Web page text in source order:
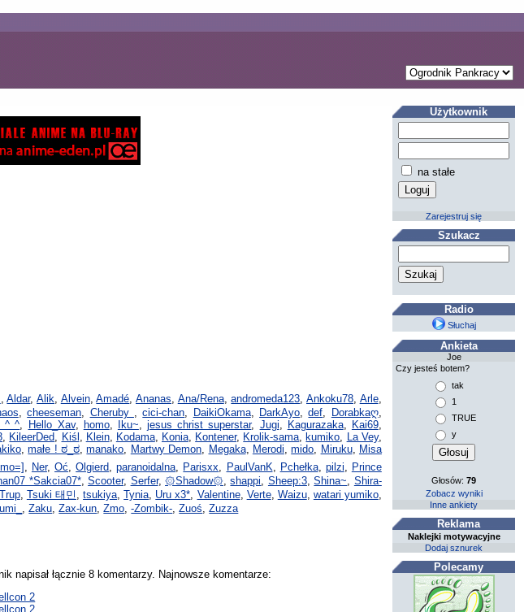
,Aldar,Alik, Alvein,Amadé,Ananas, Ana/Rena,andromeda123,Ankoku78, Arle,
,cheeseman, Cheruby ,cici-chan, DaikiOkama, DarkAyo,def, Dorabkaღ,
^ ^, Hello_Xav, homo, Iku~,jesus christ superstar, Jugi, Kagurazaka, Kai69,
, KileerDed, Kiśl , Klein, Kodama, Konia, Kontener, Krolik-sama, kumiko, La Vey,
,małe ! ಠ_ಠ,manako, Martwy Demon, Megaka, Merodi,mido, Miruku, Misa
, Ner,Oć,Olgierd,paranoidalna, Parisxx, PaulVanK, Pchełka, pilzi, Prince
*Sakcia07*,Scooter, Serfer,۞Shadow۞,shappi, Sheep:3,Shina~, Shira-
Trup, Tsuki 태민 ,tsukiya,Tynia, Uru x3*, Valentine, Verte, Waizu, watari yumiko,
,Zaku,Zax-kun,Zmo,-Zombik-,Zuoś,Zuzza
napisał łącznie 8 komentarzy. Najnowsze komentarze:
2
2
Użytkownik
na stałe
Zarejestruj się
Szukacz
Radio
Słuchaj
Ankieta
Joe
Czy jesteś botem?
tak
1
TRUE
y
Głosów:79
Zobacz wyniki
Inne ankiety
Reklama
Naklejki motywacyjne
Dodaj sznurek
Polecamy